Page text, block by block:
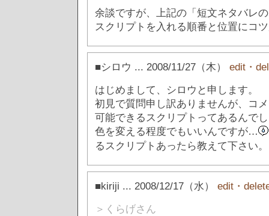
余談ですが、上記の「短文ネタバレ
スクリプトを入れる順番と位置にコ
■シロウ ... 2008/11/27（木） edit・
はじめまして、シロウと申します。
初見で質問申し訳ありませんが、コ
可能できるスクリプトってあるんで
色を変える程度でもいいんですが…
るスクリプトあったら教えて下さい。
■kiriji ... 2008/12/17（水） edit・
＞くらげさん